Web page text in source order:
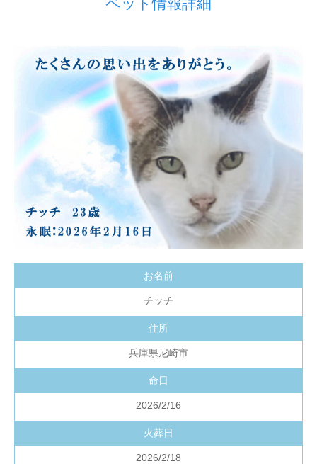
お名前
チッチ
住所
兵庫県尼崎市
命日
2026/2/16
火葬日
2026/2/18